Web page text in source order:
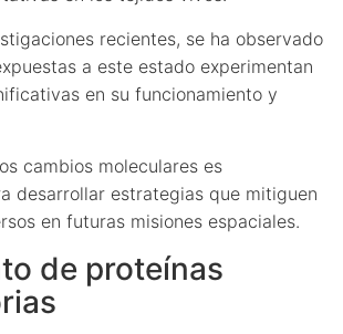
recientes, se ha observado
a este estado experimentan
en su funcionamiento y
cambios moleculares es
desarrollar estrategias que mitiguen
en futuras misiones espaciales.
de proteínas